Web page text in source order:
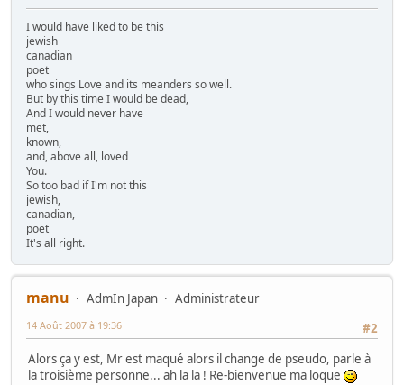
I would have liked to be this
jewish
canadian
poet
who sings Love and its meanders so well.
But by this time I would be dead,
And I would never have
met,
known,
and, above all, loved
You.
So too bad if I'm not this
jewish,
canadian,
poet
It's all right.
manu AdmIn Japan
Administrateur
#2
14 Août 2007 à 19:36
Alors ça y est, Mr est maqué alors il change de pseudo, parle à
la troisième personne... ah la la ! Re-bienvenue ma loque